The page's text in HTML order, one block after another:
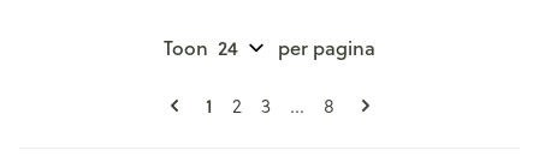
Pagina's
U lees momenteel pagina
1 Pagina
2 Pagina
3 ... Pagina
8
Toon per pagina